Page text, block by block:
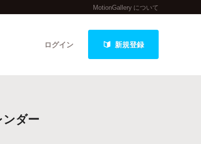
MotionGallery について
ログイン 新規登録
ンダー